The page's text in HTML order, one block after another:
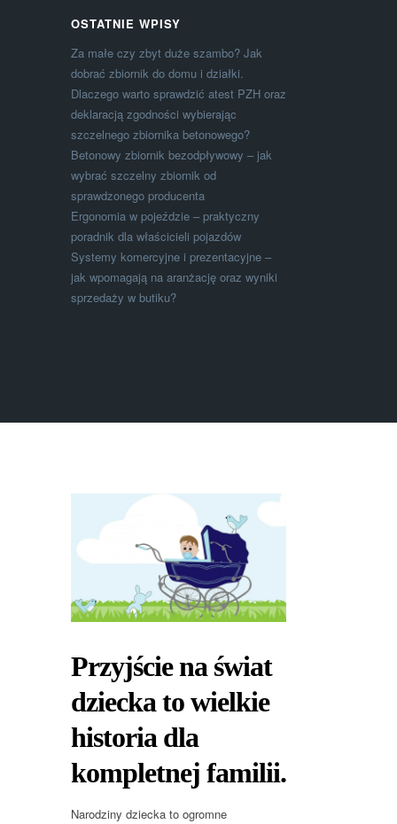
OSTATNIE WPISY
Za małe czy zbyt duże szambo? Jak
dobrać zbiornik do domu i działki.
Dlaczego warto sprawdzić atest PZH oraz
deklaracją zgodności wybierając
szczelnego zbiornika betonowego?
Betonowy zbiornik bezodpływowy – jak
wybrać szczelny zbiornik od
sprawdzonego producenta
Ergonomia w pojeździe – praktyczny
poradnik dla właścicieli pojazdów
Systemy komercyjne i prezentacyjne –
jak wpomagają na aranżację oraz wyniki
sprzedaży w butiku?
Przyjście na świat
dziecka to wielkie
historia dla
kompletnej familii.
Narodziny dziecka to ogromne